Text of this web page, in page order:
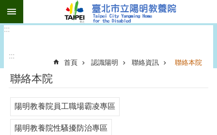
跳到主要內容區塊
:::
:::
首頁 認識陽明 聯絡資訊 聯絡本院
聯絡本院
陽明教養院員工職場霸凌專區
陽明教養院性騷擾防治專區